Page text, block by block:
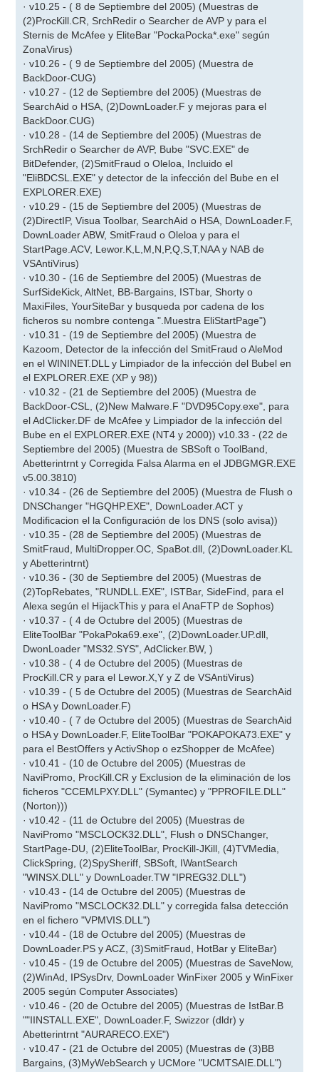
· v10.25 - ( 8 de Septiembre del 2005) (Muestras de
(2)ProcKill.CR, SrchRedir o Searcher de AVP y para el
Sternis de McAfee y EliteBar "PockaPocka*.exe" según
ZonaVirus)
· v10.26 - ( 9 de Septiembre del 2005) (Muestra de
BackDoor-CUG)
· v10.27 - (12 de Septiembre del 2005) (Muestras de
SearchAid o HSA, (2)DownLoader.F y mejoras para el
BackDoor.CUG)
· v10.28 - (14 de Septiembre del 2005) (Muestras de
SrchRedir o Searcher de AVP, Bube "SVC.EXE" de
BitDefender, (2)SmitFraud o Oleloa, Incluido el
"EliBDCSL.EXE" y detector de la infección del Bube en el
EXPLORER.EXE)
· v10.29 - (15 de Septiembre del 2005) (Muestras de
(2)DirectIP, Visua Toolbar, SearchAid o HSA, DownLoader.F,
DownLoader ABW, SmitFraud o Oleloa y para el
StartPage.ACV, Lewor.K,L,M,N,P,Q,S,T,NAA y NAB de
VSAntiVirus)
· v10.30 - (16 de Septiembre del 2005) (Muestras de
SurfSideKick, AltNet, BB-Bargains, ISTbar, Shorty o
MaxiFiles, YourSiteBar y busqueda por cadena de los
ficheros su nombre contenga ".Muestra EliStartPage")
· v10.31 - (19 de Septiembre del 2005) (Muestra de
Kazoom, Detector de la infección del SmitFraud o AleMod
en el WININET.DLL y Limpiador de la infección del Bubel en
el EXPLORER.EXE (XP y 98))
· v10.32 - (21 de Septiembre del 2005) (Muestra de
BackDoor-CSL, (2)New Malware.F "DVD95Copy.exe", para
el AdClicker.DF de McAfee y Limpiador de la infección del
Bube en el EXPLORER.EXE (NT4 y 2000)) v10.33 - (22 de
Septiembre del 2005) (Muestra de SBSoft o ToolBand,
Abetterintrnt y Corregida Falsa Alarma en el JDBGMGR.EXE
v5.00.3810)
· v10.34 - (26 de Septiembre del 2005) (Muestra de Flush o
DNSChanger "HGQHP.EXE", DownLoader.ACT y
Modificacion el la Configuración de los DNS (solo avisa))
· v10.35 - (28 de Septiembre del 2005) (Muestras de
SmitFraud, MultiDropper.OC, SpaBot.dll, (2)DownLoader.KL
y Abetterintrnt)
· v10.36 - (30 de Septiembre del 2005) (Muestras de
(2)TopRebates, "RUNDLL.EXE", ISTBar, SideFind, para el
Alexa según el HijackThis y para el AnaFTP de Sophos)
· v10.37 - ( 4 de Octubre del 2005) (Muestras de
EliteToolBar "PokaPoka69.exe", (2)DownLoader.UP.dll,
DwonLoader "MS32.SYS", AdClicker.BW, )
· v10.38 - ( 4 de Octubre del 2005) (Muestras de
ProcKill.CR y para el Lewor.X,Y y Z de VSAntiVirus)
· v10.39 - ( 5 de Octubre del 2005) (Muestras de SearchAid
o HSA y DownLoader.F)
· v10.40 - ( 7 de Octubre del 2005) (Muestras de SearchAid
o HSA y DownLoader.F, EliteToolBar "POKAPOKA73.EXE" y
para el BestOffers y ActivShop o ezShopper de McAfee)
· v10.41 - (10 de Octubre del 2005) (Muestras de
NaviPromo, ProcKill.CR y Exclusion de la eliminación de los
ficheros "CCEMLPXY.DLL" (Symantec) y "PPROFILE.DLL"
(Norton)))
· v10.42 - (11 de Octubre del 2005) (Muestras de
NaviPromo "MSCLOCK32.DLL", Flush o DNSChanger,
StartPage-DU, (2)EliteToolBar, ProcKill-JKill, (4)TVMedia,
ClickSpring, (2)SpySheriff, SBSoft, IWantSearch
"WINSX.DLL" y DownLoader.TW "IPREG32.DLL")
· v10.43 - (14 de Octubre del 2005) (Muestras de
NaviPromo "MSCLOCK32.DLL" y corregida falsa detección
en el fichero "VPMVIS.DLL")
· v10.44 - (18 de Octubre del 2005) (Muestras de
DownLoader.PS y ACZ, (3)SmitFraud, HotBar y EliteBar)
· v10.45 - (19 de Octubre del 2005) (Muestras de SaveNow,
(2)WinAd, IPSysDrv, DownLoader WinFixer 2005 y WinFixer
2005 según Computer Associates)
· v10.46 - (20 de Octubre del 2005) (Muestras de IstBar.B
""IINSTALL.EXE", DownLoader.F, Swizzor (dldr) y
Abetterintrnt "AURARECO.EXE")
· v10.47 - (21 de Octubre del 2005) (Muestras de (3)BB
Bargains, (3)MyWebSearch y UCMore "UCMTSAIE.DLL")